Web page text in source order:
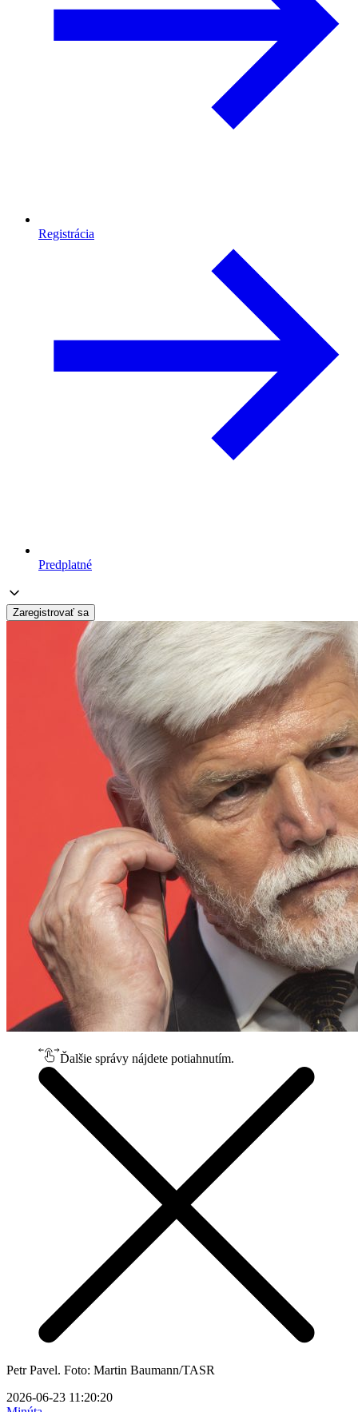
Registrácia
Predplatné
Zaregistrovať sa
Ďalšie správy nájdete potiahnutím.
Petr Pavel. Foto: Martin Baumann/TASR
2026-06-23 11:20:20